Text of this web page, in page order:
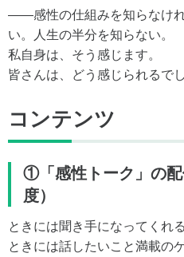
——感性の仕組みを知らなけ
い。人生の半分を知らない。
私自身は、そう感じます。
皆さんは、どう感じられるで
コンテンツ
①「感性トーク」の
度）
ときには聞き手になってくれ
ときには話したいこと満載の